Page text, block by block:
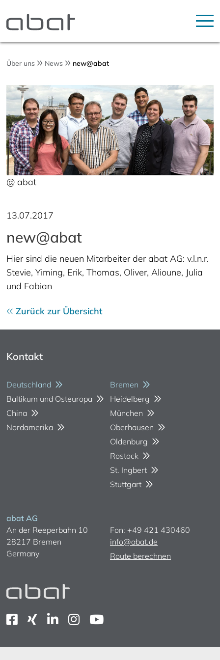
Über uns News new@abat
@ abat
13.07.2017
new@abat
Hier sind die neuen Mitarbeiter der abat AG: v.l.n.r.
Stevie, Yiming, Erik, Thomas, Oliver, Alioune, Julia
und Fabian
Zurück zur Übersicht
Kontakt
Deutschland
Baltikum und Osteuropa
China
Nordamerika
Bremen
Heidelberg
München
Oberhausen
Oldenburg
Rostock
St. Ingbert
Stuttgart
abat AG
An der Reeperbahn 10
28217 Bremen
Germany
Fon: +49 421 430460
info@abat.de
Route berechnen